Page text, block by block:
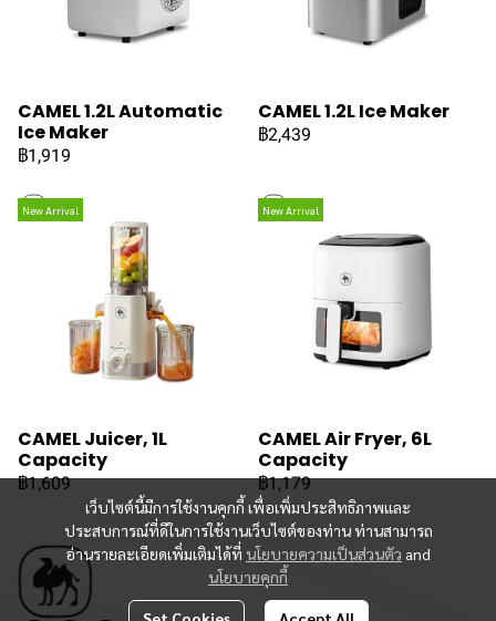
CAMEL 1.2L Automatic
Ice Maker
฿1,919
CAMEL 1.2L Ice Maker
฿2,439
New Arrival
CAMEL Juicer, 1L
Capacity
฿1,609
New Arrival
CAMEL Air Fryer, 6L
Capacity
฿1,179
เว็บไซต์นี้มีการใช้งานคุกกี้ เพื่อเพิ่มประสิทธิภาพและ
ประสบการณ์ที่ดีในการใช้งานเว็บไซต์ของท่าน ท่านสามารถ
อ่านรายละเอียดเพิ่มเติมได้ที่ นโยบายความเป็นส่วนตัว and
นโยบายคุกกี้